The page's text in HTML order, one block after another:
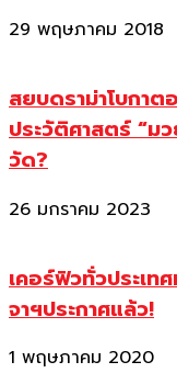
29 พฤษภาคม 2018
สยบดราม่าโบกา
ประวัติศาสตร์ “ม
วัด?
26 มกราคม 2023
เคอร์ฟิวทั่วประเท
จาฯประกาศแล้ว!
1 พฤษภาคม 2020